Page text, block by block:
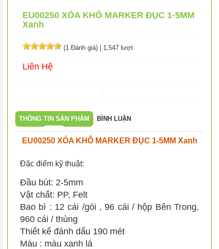
EU00250 XÓA KHÔ MARKER ĐỤC 1-5MM
Xanh
(1 Đánh giá) 1,547 lượt
Liên Hệ
THÔNG TIN SẢN PHẨM BÌNH LUẬN
EU00250 XÓA KHÔ MARKER ĐỤC 1-5MM Xanh
Đặc điểm kỹ thuật:
Đầu bút: 2-5mm
Vật chất: PP, Felt
Bao bì : 12 cái /gói , 96 cái / hộp Bên Trong,
960 cái / thùng
Thiết kế đánh dấu 190 mét
Màu : màu xanh lá